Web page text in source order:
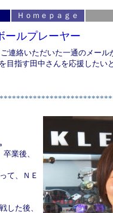
Ｈｏｍｅｐａｇｅ
ールプレーヤー
連絡いただいた一通のメール
目指す田中さんを応援した
業後、
て、ＮＥ
した後、